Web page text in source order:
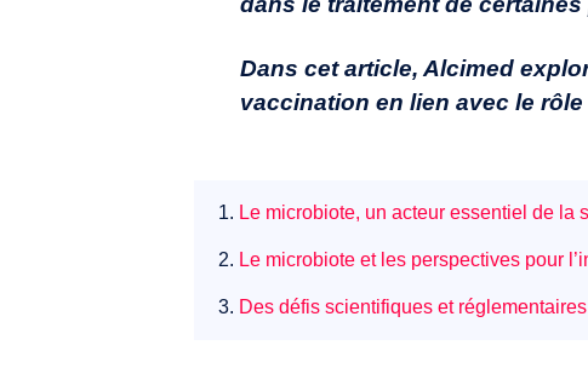
Dans cet article, Alcimed
vaccination en lien avec le
1. Le microbiote, un acteur essentiel de
2. Le microbiote et les perspectives pour
3. Des défis scientifiques et